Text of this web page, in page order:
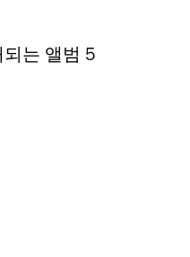
는 앨범 5